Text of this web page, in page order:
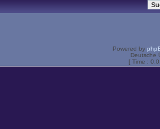
Powered by
Deutsche
[ Time :